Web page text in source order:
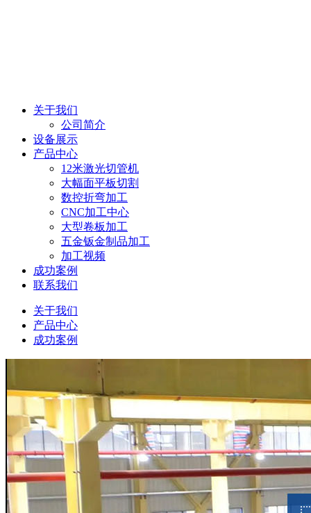
关于我们
公司简介
设备展示
产品中心
12米激光切管机
大幅面平板切割
数控折弯加工
CNC加工中心
大型卷板加工
五金钣金制品加工
加工视频
成功案例
联系我们
关于我们
产品中心
成功案例